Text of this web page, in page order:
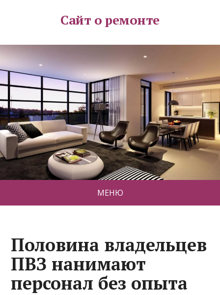
Сайт о ремонте
МЕНЮ
Половина владельцев
ПВЗ нанимают
персонал без опыта